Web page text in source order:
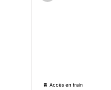
🚆 Accès en train